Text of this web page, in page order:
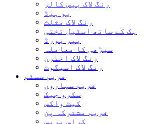
رنگ لاک بیس کالر
یو ہیڈ
رنگ لاک مثلث
ہک کے ساتھ اسٹیل تختی
پیر بورڈ
سیڑھی کا معاملہ
رنگ لاک اخترن
رنگ لاک اسپگوٹ
فریم سسٹم
فریم سہاروں
سکرو جیک
کیٹ واکس
فریم مشترکہ پن
کراس بریس